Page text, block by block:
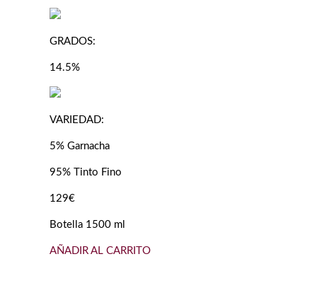
GRADOS:
14.5%
VARIEDAD:
5% Garnacha
95% Tinto Fino
129€
Botella 1500 ml
AÑADIR AL CARRITO